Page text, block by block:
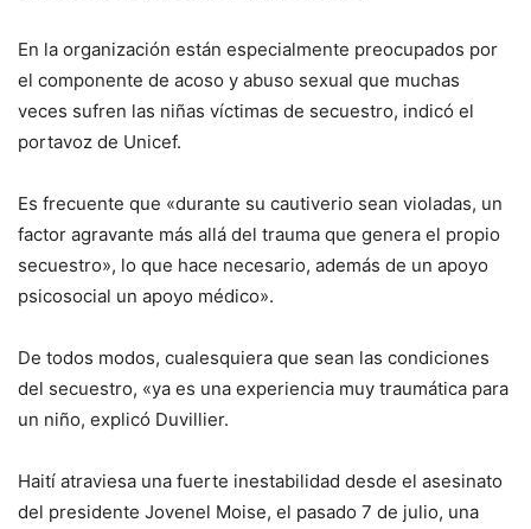
En la organización están especialmente preocupados por
el componente de acoso y abuso sexual que muchas
veces sufren las niñas víctimas de secuestro, indicó el
portavoz de Unicef.
Es frecuente que «durante su cautiverio sean violadas, un
factor agravante más allá del trauma que genera el propio
secuestro», lo que hace necesario, además de un apoyo
psicosocial un apoyo médico».
De todos modos, cualesquiera que sean las condiciones
del secuestro, «ya es una experiencia muy traumática para
un niño, explicó Duvillier.
Haití atraviesa una fuerte inestabilidad desde el asesinato
del presidente Jovenel Moise, el pasado 7 de julio, una